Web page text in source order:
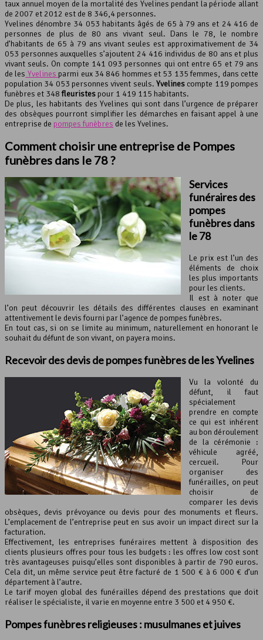
taux annuel moyen de la mortalité des Yvelines pendant la période allant
de 2007 et 2012 est de 8 346,4 personnes.
Yvelines dénombre 34 053 habitants âgés de 65 à 79 ans et 24 416 de
personnes de plus de 80 ans vivant seul. Dans le 78, le nombre
d’habitants de 65 à 79 ans vivant seules est approximativement de 34
053 personnes auxquelles s’ajoutent 24 416 individus de 80 ans et plus
vivant seuls. On compte 141 093 personnes qui ont entre 65 et 79 ans
de les Yvelines parmi eux 34 846 hommes et 53 135 femmes, dans cette
population 34 053 personnes vivent seuls. Yvelines compte 119 pompes
funèbres et 348fleuristes pour 1 419 115 habitants.
De plus, les habitants des Yvelines qui sont dans l’urgence de préparer
des obsèques pourront simplifier les démarches en faisant appel à une
entreprise de pompes funèbres de les Yvelines.
Comment choisir une entreprise de Pompes
funèbres dans le 78 ?
Services
funéraires des
pompes
funèbresdans
le 78
Le prix est l’un des
éléments de choix
les plus importants
pour les clients.
Il est à noter que
l’on peut découvrir les détails des différentes clauses en examinant
attentivement le devis fourni par l’agence de pompes funèbres.
En tout cas, si on se limite au minimum, naturellement en honorant le
souhait du défunt de son vivant, on payera moins.
Recevoir des devis de pompes funèbres de les Yvelines
Vu la volonté du
défunt, il faut
spécialement
prendre en compte
ce qui est inhérent
au bon déroulement
de la cérémonie :
véhicule agréé,
cercueil. Pour
organiser des
funérailles, on peut
choisir de
comparer les devis
obsèques, devis prévoyance ou devis pour des monuments et fleurs.
L’emplacement de l’entreprise peut en sus avoir un impact direct sur la
facturation.
Effectivement, les entreprises funéraires mettent à disposition des
clients plusieurs offres pour tous les budgets : les offres low cost sont
très avantageuses puisqu’elles sont disponibles à partir de 790 euros.
Cela dit, un même service peut être facturé de 1 500 € à 6 000 € d’un
département à l’autre.
Le tarif moyen global des funérailles dépend des prestations que doit
réaliser le spécialiste, il varie en moyenne entre 3 500 et 4 950 €.
Pompes funèbres religieuses : musulmanes et juives